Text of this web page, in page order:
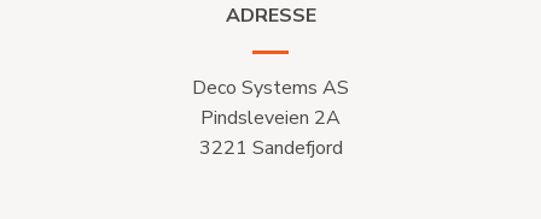
ADRESSE
Deco Systems AS
Pindsleveien 2A
3221 Sandefjord